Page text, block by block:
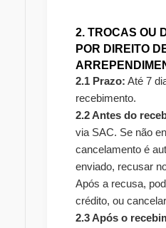
2. TROCAS OU
POR DIREITO
2.1 Prazo: Até 7
recebimento.
2.2 Antes do
via SAC. Se não
cancelamento é
enviado, recusar
Após a recusa,
crédito, ou
2.3 Após o